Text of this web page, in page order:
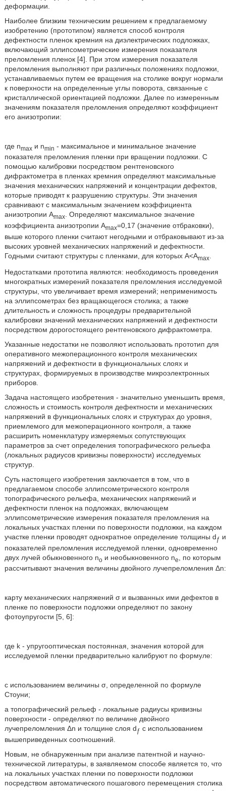
деформации.
Наиболее близким техническим решением к предлагаемому
изобретению (прототипом) является способ контроля
дефектности пленок кремния на диэлектрических подложках,
включающий эллипсометрические измерения показателя
преломления пленок [4]. При этом измерения показателя
преломления выполняют при различных положениях подложки,
устанавливаемых путем ее вращения на столике вокруг нормали
к поверхности на определенные углы поворота, связанные с
кристаллической ориентацией подложки. Далее по измеренным
значениям показателя преломления определяют коэффициент
его анизотропии:
где nmaxи nmin - максимальное и минимальное значение
показателя преломления пленки при вращении подложки. С
помощью калибровки посредством рентгеновского
дифрактометра в пленках кремния определяют максимальные
значения механических напряжений и концентрации дефектов,
которые приводят к разрушению структуры. Эти значения
сравнивают с максимальным значением коэффициента
анизотропии Amax. Определяют максимальное значение
коэффициента анизотропии Amax=0,17 (значение отбраковки),
выше которого пленки считают негодными и отбраковывают из-за
высоких уровней механических напряжений и дефектности.
Годными считают структуры с пленками, для которых А<Amax.
Недостатками прототипа являются: необходимость проведения
многократных измерений показателя преломления исследуемой
структуры, что увеличивает время измерений; неприменимость
на эллипсометрах без вращающегося столика; а также
длительность и сложность процедуры предварительной
калибровки значений механических напряжений и дефектности
посредством дорогостоящего рентгеновского дифрактометра.
Указанные недостатки не позволяют использовать прототип для
оперативного межоперационного контроля механических
напряжений и дефектности в функциональных слоях и
структурах, формируемых в производстве микроэлектронных
приборов.
Задача настоящего изобретения - значительно уменьшить время,
сложность и стоимость контроля дефектности и механических
напряжений в функциональных слоях и структурах до уровня,
приемлемого для межоперационного контроля, а также
расширить номенклатуру измеряемых сопутствующих
параметров за счет определения топографического рельефа
(локальных радиусов кривизны поверхности) исследуемых
структур.
Суть настоящего изобретения заключается в том, что в
предлагаемом способе эллипсометрического контроля
топографического рельефа, механических напряжений и
дефектности пленок на подложках, включающем
эллипсометрические измерения показателя преломления на
локальных участках пленки по поверхности подложки, на каждом
участке пленки проводят однократное определение толщины dƒ и
показателей преломления исследуемой пленки, одновременно
двух лучей обыкновенного no и необыкновенного ne
, по которым
рассчитывают значения величины двойного лучепреломления Δn:
карту механических напряжений σ и вызванных ими дефектов в
пленке по поверхности подложки определяют по закону
фотоупругости [5, 6]:
где k - упругооптическая постоянная, значения которой для
исследуемой пленки предварительно калибруют по формуле:
с использованием величины σ, определенной по формуле
Стоуни;
а топографический рельеф - локальные радиусы кривизны
поверхности - определяют по величине двойного
лучепреломления Δn и толщине слоя dƒ с использованием
вышеприведенных соотношений.
Новым, не обнаруженным при анализе патентной и научно-
технической литературы, в заявляемом способе является то, что
на локальных участках пленки по поверхности подложки
посредством автоматического пошагового перемещения столика